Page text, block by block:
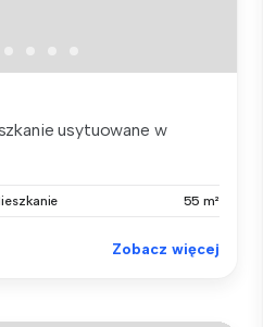
usytuowane w
55 m²
Zobacz więcej